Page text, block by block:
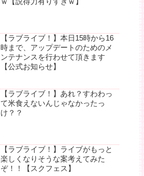
【ラブライブ！】本日15時から16
時まで、アップデートのためのメ
ンテナンスを行わせて頂きます
【公式お知らせ】
【ラブライブ！】あれ？すわわっ
て米食えないんじゃなかったっ
け？？
【ラブライブ！】ライブがもっと
楽しくなりそうな案考えてみた
ぞ！！【スクフェス】